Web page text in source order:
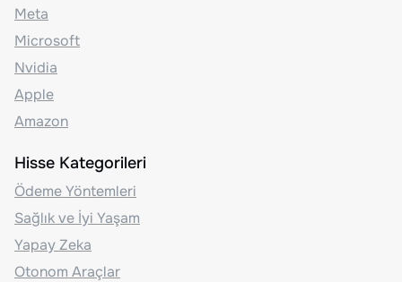
Meta
Microsoft
Nvidia
Apple
Amazon
Hisse Kategorileri
Ödeme Yöntemleri
Sağlık ve İyi Yaşam
Yapay Zeka
Otonom Araçlar